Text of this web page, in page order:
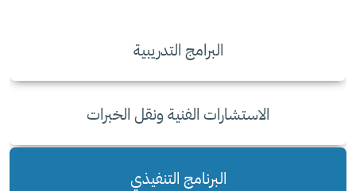
البرامج التدريبية
الاستشارات الفنية ونقل الخبرات
البرنامج التنفيذي